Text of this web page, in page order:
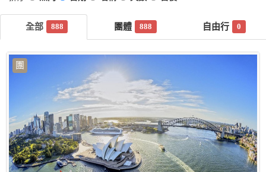
888 888 0
團